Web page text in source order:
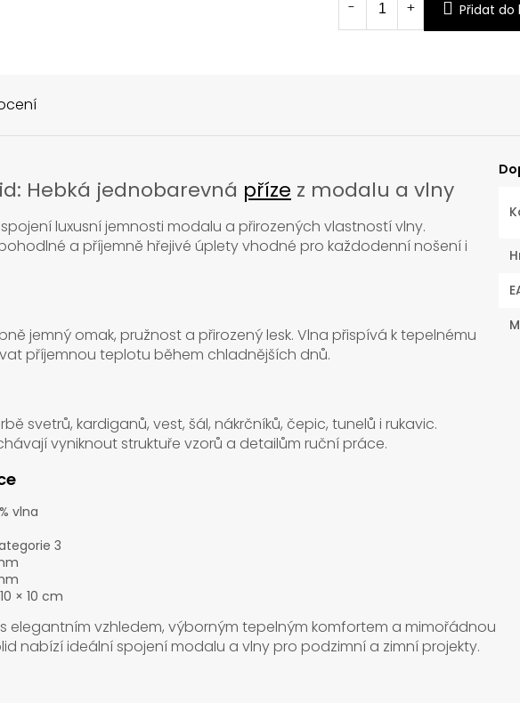
Přidat do
Hebká jednobarevná příze z modalu a vlny
luxusní jemnosti modalu a přirozených vlastností vlny.
a příjemně hřejivé úplety vhodné pro každodenní nošení i
jemný omak, pružnost a přirozený lesk. Vlna přispívá k tepelnému
příjemnou teplotu během chladnějších dnů.
svetrů, kardiganů, vest, šál, nákrčníků, čepic, tunelů i rukavic.
vyniknout struktuře vzorů a detailům ruční práce.
vlna
3
× 10 cm
elegantním vzhledem, výborným tepelným komfortem a mimořádnou
nabízí ideální spojení modalu a vlny pro podzimní a zimní projekty.